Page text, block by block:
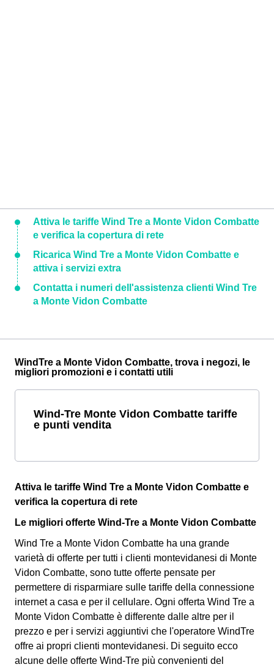
Attiva le tariffe Wind Tre a Monte Vidon Combatte
e verifica la copertura di rete
Ricarica Wind Tre a Monte Vidon Combatte e
attiva i servizi extra
Contatta i numeri dell'assistenza clienti Wind Tre
a Monte Vidon Combatte
WindTre a Monte Vidon Combatte, trova i negozi, le
migliori promozioni e i contatti utili
Wind-Tre Monte Vidon Combatte tariffe
e punti vendita
Attiva le tariffe Wind Tre a Monte Vidon Combatte e
verifica la copertura di rete
Le migliori offerte Wind-Tre a Monte Vidon Combatte
Wind Tre a Monte Vidon Combatte ha una grande
varietà di offerte per tutti i clienti montevidanesi di Monte
Vidon Combatte, sono tutte offerte pensate per
permettere di risparmiare sulle tariffe della connessione
internet a casa e per il cellulare. Ogni offerta Wind Tre a
Monte Vidon Combatte è differente dalle altre per il
prezzo e per i servizi aggiuntivi che l'operatore WindTre
offre ai propri clienti montevidanesi. Di seguito ecco
alcune delle offerte Wind-Tre più convenienti del